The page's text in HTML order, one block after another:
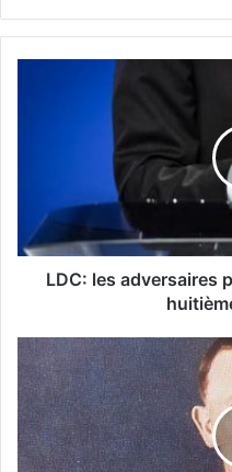
LDC: les adversaires